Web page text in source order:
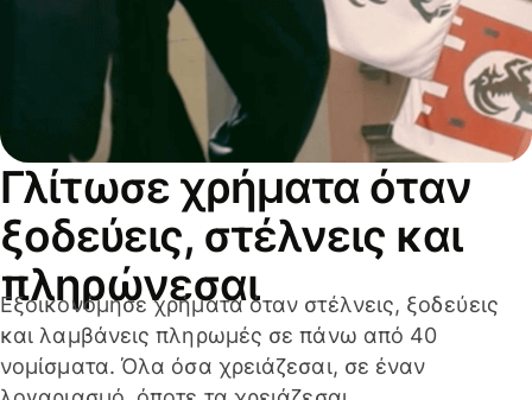
Γλίτωσε χρήματα όταν
ξοδεύεις, στέλνεις και
πληρώνεσαι
Εξοικονόμησε χρήματα όταν στέλνεις, ξοδεύεις
και λαμβάνεις πληρωμές σε πάνω από 40
νομίσματα. Όλα όσα χρειάζεσαι, σε έναν